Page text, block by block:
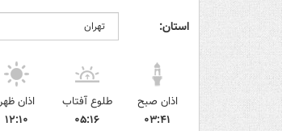
استان:
اذان صبح
۰۳:۴۱
طلوع آفتاب
۰۵:۱۶
اذان ظهر
۱۲:۱۰